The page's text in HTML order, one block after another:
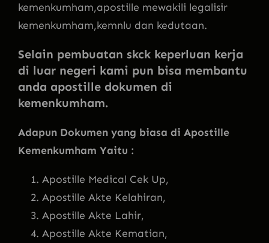
kemenkumham,apostille mewakili legalisir
kemenkumham,kemnlu dan kedutaan.
Selain pembuatan skck keperluan kerja
di luar negeri kami pun bisa membantu
anda apostille dokumen di
kemenkumham.
Adapun Dokumen yang biasa di Apostille
Kemenkumham Yaitu :
Apostille Medical Cek Up,
Apostille Akte Kelahiran,
Apostille Akte Lahir,
Apostille Akte Kematian,